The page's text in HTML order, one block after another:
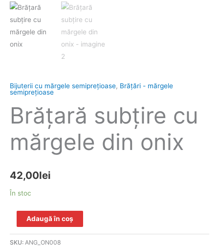
Bijuterii cu mărgele semipreţioase, Brăţări - mărgele
semipreţioase
Brăţară subțire cu
mărgele din onix
42,00lei
În stoc
Adaugă în coș
SKU: ANG_ON008